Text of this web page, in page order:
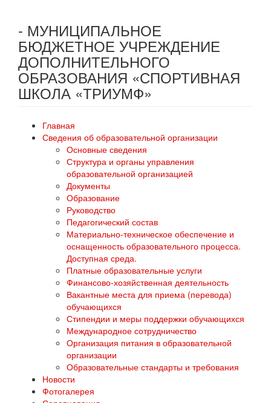
- МУНИЦИПАЛЬНОЕ
БЮДЖЕТНОЕ УЧРЕЖДЕНИЕ
ДОПОЛНИТЕЛЬНОГО
ОБРАЗОВАНИЯ «СПОРТИВНАЯ
ШКОЛА «ТРИУМФ»
Главная
Сведения об образовательной организации
Основные сведения
Структура и органы управления
образовательной организацией
Документы
Образование
Руководство
Педагогический состав
Материально-техническое обеспечение и
оснащенность образовательного процесса.
Доступная среда.
Платные образовательные услуги
Финансово-хозяйственная деятельность
Вакантные места для приема (перевода)
обучающихся
Стипендии и меры поддержки обучающихся
Международное сотрудничество
Организация питания в образовательной
организации
Образовательные стандарты и требования
Новости
Фотогалерея